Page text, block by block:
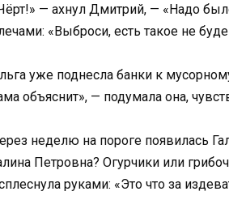
— ахнул Дмитрий, — «Надо
«Выброси, есть такое не
уже поднесла банки к
объяснит», — подумала она,
неделю на пороге появилась
Петровна? Огурчики или
руками: «Это что за